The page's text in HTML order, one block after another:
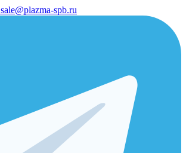
sale@plazma-spb.ru